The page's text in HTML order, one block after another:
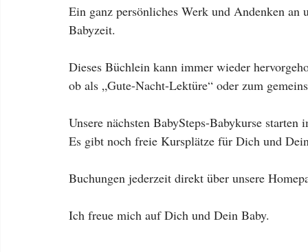
Ein ganz persönliches Werk und Andenken an
Babyzeit.
Dieses Büchlein kann immer wieder
ob als „Gute-Nacht-Lektüre“ oder zum
Unsere nächsten BabySteps-Babykurse starten
Es gibt noch freie Kursplätze für Dich und
Buchungen jederzeit direkt über unsere
Ich freue mich auf Dich und Dein Baby.